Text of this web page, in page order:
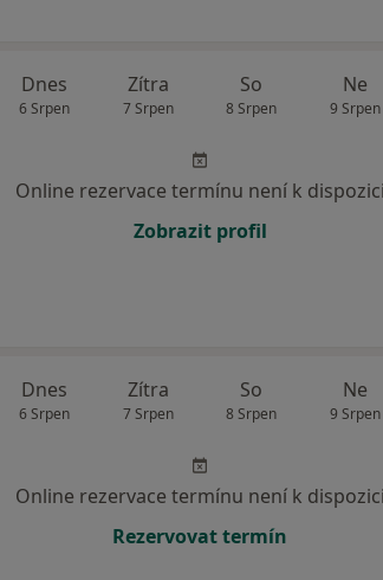
Dnes
6 Srpen
Zítra
7 Srpen
So
8 Srpen
Ne
9 Srpen
Online rezervace termínu není k dispozici
Zobrazit profil
Dnes
6 Srpen
Zítra
7 Srpen
So
8 Srpen
Ne
9 Srpen
Online rezervace termínu není k dispozici
Rezervovat termín